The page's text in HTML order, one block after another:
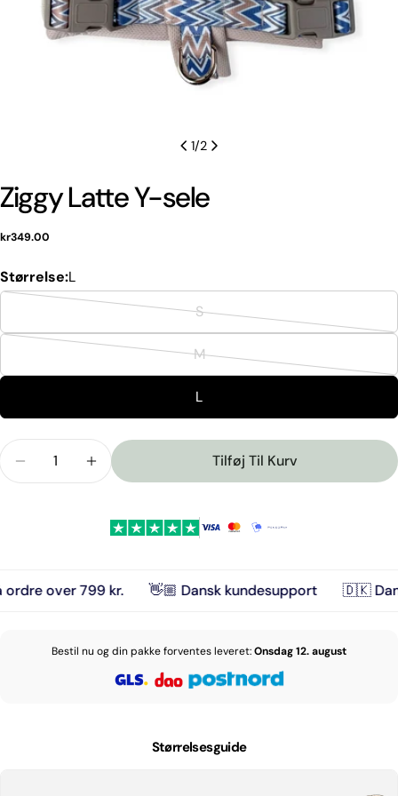
1/2
Ziggy Latte Y-sele
Normal
kr349.00
Størrelse:L
S
Variant
udsolgt
ikke
tilgængelig
M
Variant
udsolgt
tilgængelig
L
Reducer Mængden For Ziggy Latte Y-Sele
Forøg Mængden For Ziggy Latte Y-Sele
Tilføj Til Kurv
over 799 kr. 👋🏼 Dansk kundesupport 🇩🇰 Dansk
Bestil nu og din pakke forventes leveret:Onsdag 12. august
Størrelsesguide
Stil et spørgsmål